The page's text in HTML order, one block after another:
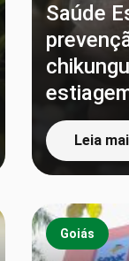
Saúde
Leia
Goiás